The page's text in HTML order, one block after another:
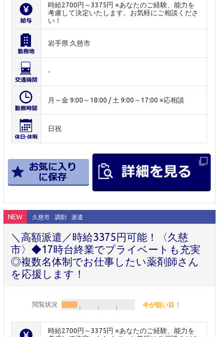
時給2700円～3375円 ※あなたのご経験、能力を
考慮して決定いたします。お気軽にご相談くださ
い！
岩手県 久慈市
-
月～金 9:00～18:00 / 土 9:00～17:00 ※応相談
日祝
NEW 久慈市 調剤 派遣
＼高額派遣／時給3375円可能！〈久慈
市〉◆17時台終業でプライベートも充実
◎複数名体制でお仕事したい薬剤師さん
を応援します！
閲覧状況 今が狙い目！
時給2700円～3375円 ※あなたのご経験、能力を